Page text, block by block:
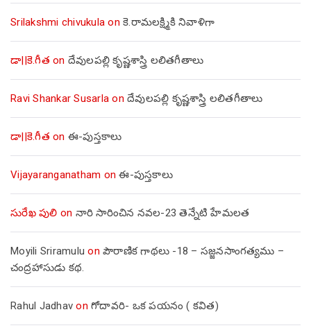
Srilakshmi chivukula on కె.రామలక్ష్మికి నివాళిగా
డా||కె.గీత on దేవులపల్లి కృష్ణశాస్త్రి లలితగీతాలు
Ravi Shankar Susarla on దేవులపల్లి కృష్ణశాస్త్రి లలితగీతాలు
డా||కె.గీత on ఈ-పుస్తకాలు
Vijayaranganatham onఈ-పుస్తకాలు
సురేఖ పులి on నారి సారించిన నవల-23 తెన్నేటి హేమలత
Moyili Sriramulu on పౌరాణిక గాథలు -18 – సజ్జనసాంగత్యము –
చంద్రహాసుడు కథ.
Rahul Jadhav on గోదావరి- ఒక పయనం ( కవిత)